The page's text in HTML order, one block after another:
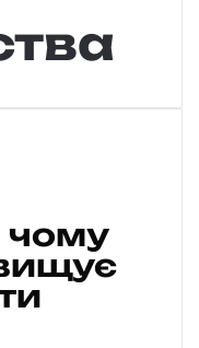
чому